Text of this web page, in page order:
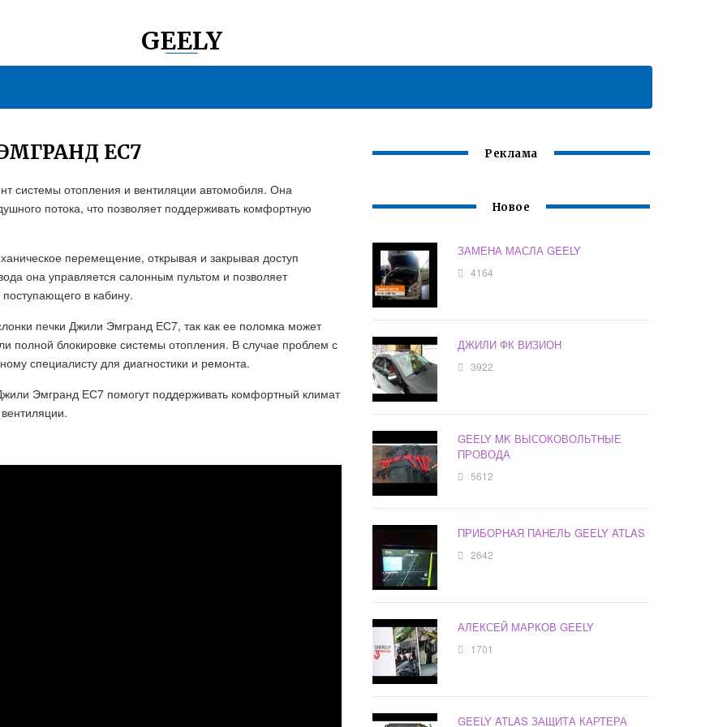
GEELY
ЕС7
системы отопления и вентиляции автомобиля. Она
потока, что позволяет поддерживать комфортную
перемещение, открывая и закрывая доступ
она управляется салонным пультом и позволяет
поступающего в кабину.
печки Джили Эмгранд ЕС7, так как ее поломка может
полной блокировке системы отопления. В случае проблем с
специалисту для диагностики и ремонта.
Эмгранд ЕС7 помогут поддерживать комфортный климат
Реклама
Новое
ЗАМЕНА МАСЛА GEELY
4164
ДЖИЛИ ФК ВИЗИОН
3922
GEELY MK ВЫСОКОВОЛЬТНЫЕ
ПРОВОДА
5612
ПРИБОРНАЯ ПАНЕЛЬ GEELY ATLAS
2642
АЛЕКСЕЙ МАРКОВ GEELY
1701
GEELY ATLAS ЗАЩИТА КАРТЕРА